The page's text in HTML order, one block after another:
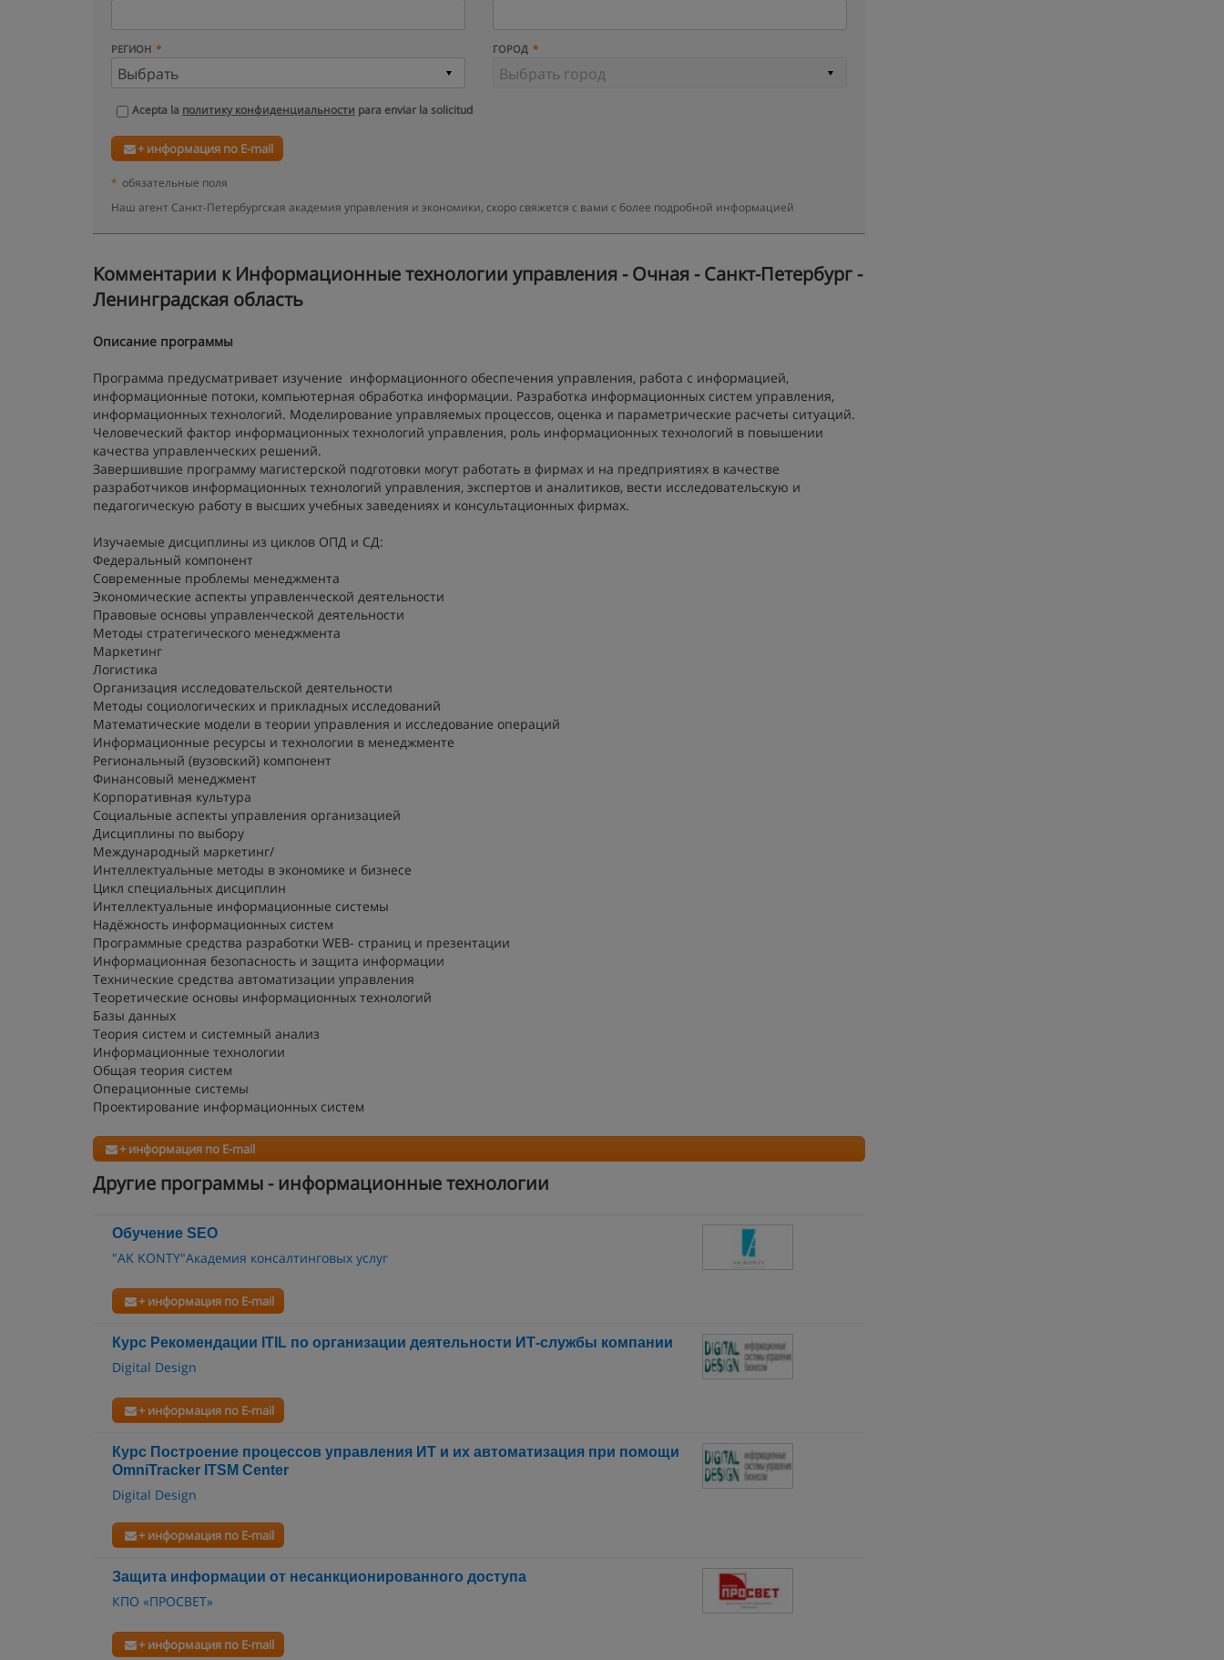
РЕГИОН ГОРОД
Acepta la политику конфиденциальности para enviar la solicitud
+ информация по E-mail
* обязательные поля
Наш агент Санкт-Петербургская академия управления и экономики, скоро свяжется с вами с более подробной информацией
Kомментарии к Информационные технологии управления - Очная - Санкт-Петербург -
Ленинградская область
Описание программы
Программа предусматривает изучение информационного обеспечения управления, работа с информацией,
информационные потоки, компьютерная обработка информации. Разработка информационных систем управления,
информационных технологий. Моделирование управляемых процессов, оценка и параметрические расчеты ситуаций.
Человеческий фактор информационных технологий управления, роль информационных технологий в повышении
качества управленческих решений.
Завершившие программу магистерской подготовки могут работать в фирмах и на предприятиях в качестве
разработчиков информационных технологий управления, экспертов и аналитиков, вести исследовательскую и
педагогическую работу в высших учебных заведениях и консультационных фирмах.
Изучаемые дисциплины из циклов ОПД и СД:
Федеральный компонент
Современные проблемы менеджмента
Экономические аспекты управленческой деятельности
Правовые основы управленческой деятельности
Методы стратегического менеджмента
Маркетинг
Логистика
Организация исследовательской деятельности
Методы социологических и прикладных исследований
Математические модели в теории управления и исследование операций
Информационные ресурсы и технологии в менеджменте
Региональный (вузовский) компонент
Финансовый менеджмент
Корпоративная культура
Социальные аспекты управления организацией
Дисциплины по выбору
Международный маркетинг/
Интеллектуальные методы в экономике и бизнесе
Цикл специальных дисциплин
Интеллектуальные информационные системы
Надёжность информационных систем
Программные средства разработки WEB- страниц и презентации
Информационная безопасность и защита информации
Технические средства автоматизации управления
Теоретические основы информационных технологий
Базы данных
Теория систем и системный анализ
Информационные технологии
Общая теория систем
Операционные системы
Проектирование информационных систем
+ информация по E-mail
Другие программы - информационные технологии
Обучение SEO
"AK KONTY"Академия консалтинговых услуг
+ информация по E-mail
Курс Рекомендации ITIL по организации деятельности ИТ-службы компании
Digital Design
+ информация по E-mail
Курс Построение процессов управления ИТ и их автоматизация при помощи
OmniTracker ITSM Center
Digital Design
+ информация по E-mail
Защита информации от несанкционированного доступа
КПО «ПРОСВЕТ»
+ информация по E-mail